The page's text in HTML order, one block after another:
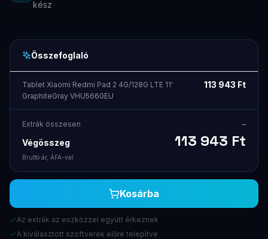
kész
Összefoglaló
Tablet Xiaomi Redmi Pad 2 4G/128G LTE 11'
GraphiteGray VHU5660EU
113 943 Ft
Extrák összesen –
Végösszeg 113 943 Ft
Bruttó ár, ÁFA-val
Kosárba
Az extrák az eszközzel együtt érkeznek
A kiválasztott szoftverek előre telepítve
Kapj 5 000 Ft kedvezményt!
Iratkozz fel hírlevelünkre és küldjük a kuponkódot.